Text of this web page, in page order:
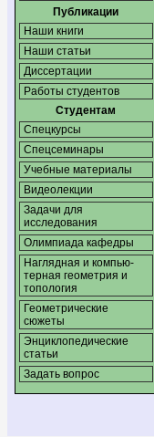
Публикации
Наши книги
Наши статьи
Диссертации
Работы студентов
Студентам
Спецкурсы
Спецсеминары
Учебные материалы
Видеолекции
Задачи для
исследования
Олимпиада кафедры
Наглядная и компью­
терная геометрия и
топология
Геометрические
сюжеты
Энциклопедические
статьи
Задать вопрос